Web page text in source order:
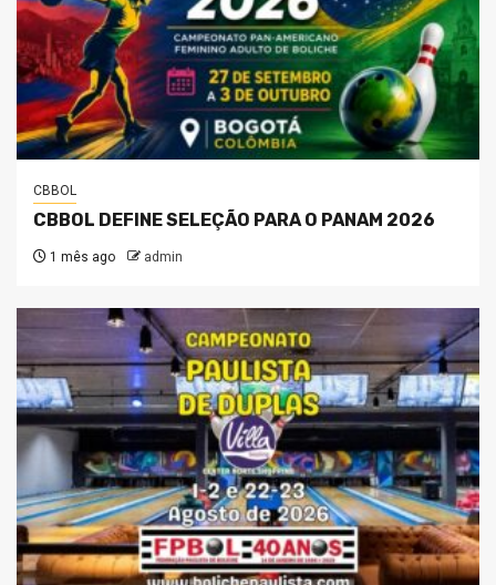
CBBOL
CBBOL DEFINE SELEÇÃO PARA O PANAM 2026
1 mês ago admin